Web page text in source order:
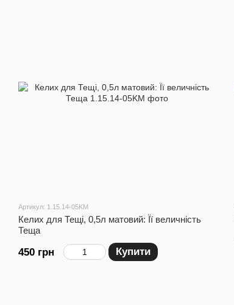
Артикул: 1.15.14-05KM
Келих для Тещі, 0,5л матовий: Її величність
Теща
450 грн Купити